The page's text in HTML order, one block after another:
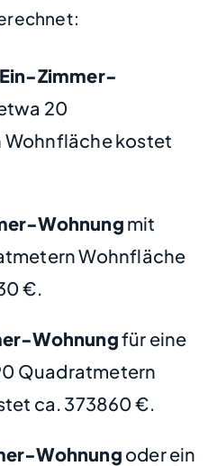
Zimmer-
20
kostet
Wohnung mit
Wohnfläche
€.
Wohnungfür eine
Quadratmetern
ca. 373860 €.
Wohnung oder ein